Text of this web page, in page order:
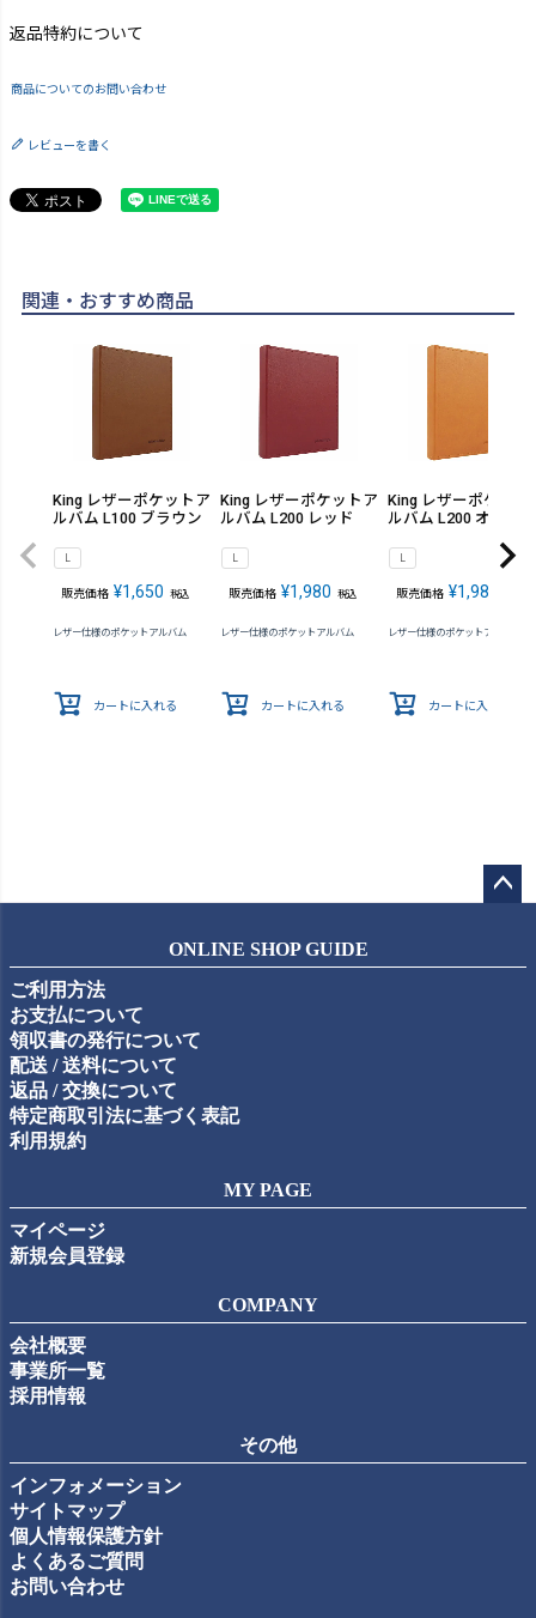
返品特約について
商品についてのお問い合わせ
レビューを書く
関連・おすすめ商品
King レザーポケットア
ルバム L100 ブラウン
販売価格 ¥1,650 税込
レザー仕様のポケットアルバム
カートに入れる
King レザーポケットア
ルバム L200 レッド
販売価格 ¥1,980 税込
レザー仕様のポケットアルバム
カートに入れる
King レザーポケット
ルバム L200 オレンジ
販売価格 ¥1,980
レザー仕様のポケットアルバム
カートに入れる
ップ
ONLINE SHOP GUIDE
ご利用方法
お支払について
領収書の発行について
配送 / 送料について
返品 / 交換について
特定商取引法に基づく表記
利用規約
MY PAGE
マイページ
新規会員登録
COMPANY
会社概要
事業所一覧
採用情報
その他
インフォメーション
サイトマップ
個人情報保護方針
よくあるご質問
お問い合わせ